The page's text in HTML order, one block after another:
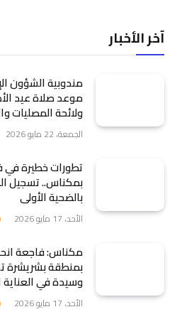
آخر الأخبار
مندوبية الشؤون
ولائحة المصليات
الجمعة، 22 مايو 2026
تطورات خطيرة
بمكناس.. تسجيل
بالضحية الأولى
الأحد، 17 مايو 2026
مكناس: فاجعة
بمنطقة بشريشرة
وسيدة في العناية
الأحد، 17 مايو 2026